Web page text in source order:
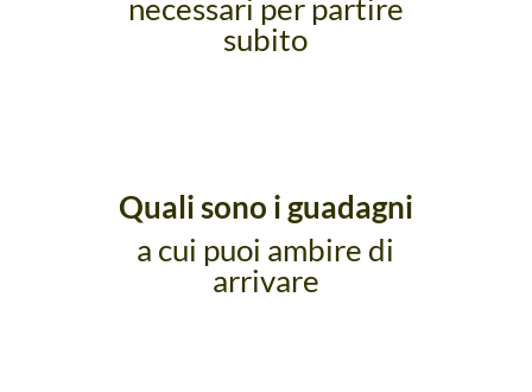
necessari per partire
subito
Quali sono i guadagni
a cui puoi ambire di
arrivare